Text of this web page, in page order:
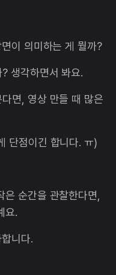
이 의미하는 게 뭘까?
생각하면서 봐요.
면, 영상 만들 때 많은
단점이긴 합니다. ㅠ)
순간을 관찰한다면,
요.
니다.